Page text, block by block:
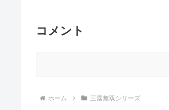
コメント
ホーム 三國無双シリーズ